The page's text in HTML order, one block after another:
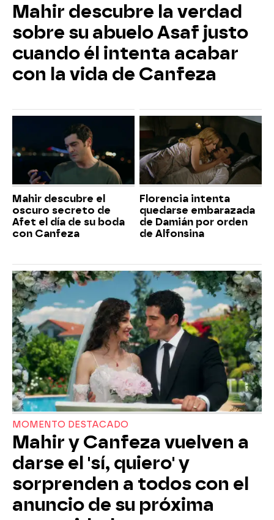
Mahir descubre la verdad
sobre su abuelo Asaf justo
cuando él intenta acabar
con la vida de Canfeza
Mahir descubre el
oscuro secreto de
Afet el día de su boda
con Canfeza
Florencia intenta
quedarse embarazada
de Damián por orden
de Alfonsina
MOMENTO DESTACADO
Mahir y Canfeza vuelven a
darse el 'sí, quiero' y
sorprenden a todos con el
anuncio de su próxima